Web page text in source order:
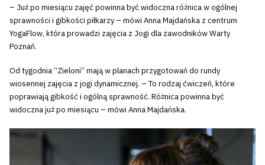
– Już po miesiącu zajęć powinna być widoczna różnica w ogólnej
sprawności i gibkości piłkarzy – mówi Anna Majdańska z centrum
YogaFlow, która prowadzi zajęcia z Jogi dla zawodników Warty
Poznań.
Od tygodnia “Zieloni” mają w planach przygotowań do rundy
wiosennej zajęcia z jogi dynamicznej. – To rodzaj ćwiczeń, które
poprawiają gibkość i ogólną sprawność. Różnica powinna być
widoczna już po miesiącu – mówi Anna Majdańska.